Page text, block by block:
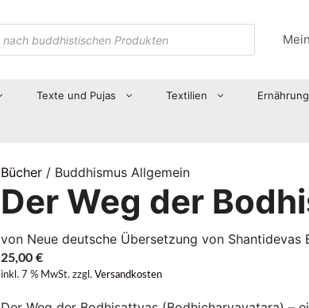
Texte und Pujas Textilien
Bücher/ Buddhismus Allgemein
Der Weg der
von Neue deutsche Übersetzung von Shantidevas
25,00 €
inkl. 7 % MwSt. zzgl. Versandkosten